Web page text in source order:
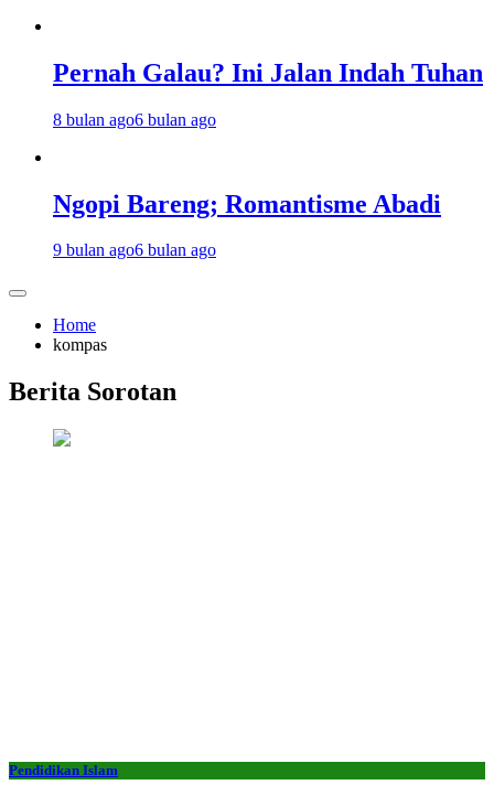
Pernah Galau? Ini Jalan Indah Tuhan
8 bulan ago6 bulan ago
Ngopi Bareng; Romantisme Abadi
9 bulan ago6 bulan ago
Home
kompas
Berita Sorotan
Pendidikan Islam